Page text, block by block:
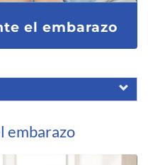
el embarazo
embarazo